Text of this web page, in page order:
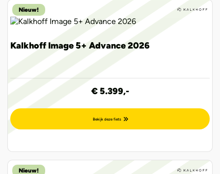
Kalkhoff Image 5+ Advance 2026
€ 5.399,-
Bekijk deze fiets
Nieuw!
Nieuw!